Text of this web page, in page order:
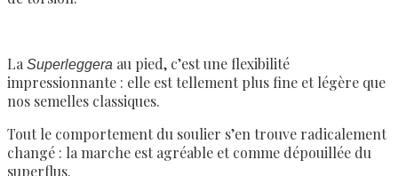
La Superleggera au pied, c’est une flexibilité
impressionnante : elle est tellement plus fine et légère que
nos semelles classiques.
Tout le comportement du soulier s’en trouve radicalement
changé : la marche est agréable et comme dépouillée du
superflus.